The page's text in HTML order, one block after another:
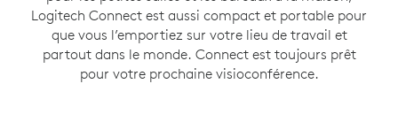
Logitech Connect est aussi compact et portable pour
que vous l’emportiez sur votre lieu de travail et
partout dans le monde. Connect est toujours prêt
pour votre prochaine visioconférence.